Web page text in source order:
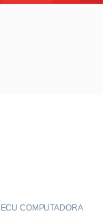
ECU COMPUTADORA